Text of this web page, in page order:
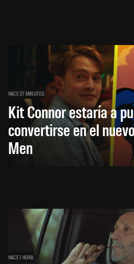
HACE 37 MINUTOS
Kit Connor estaría a
convertirse en el
Men
HACE 1 HORA